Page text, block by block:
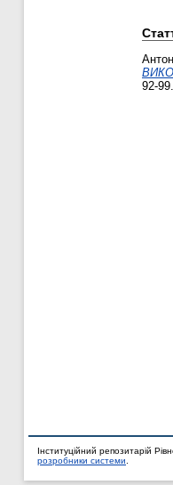
92-99.
Інституційний репозитарій
розробники системи